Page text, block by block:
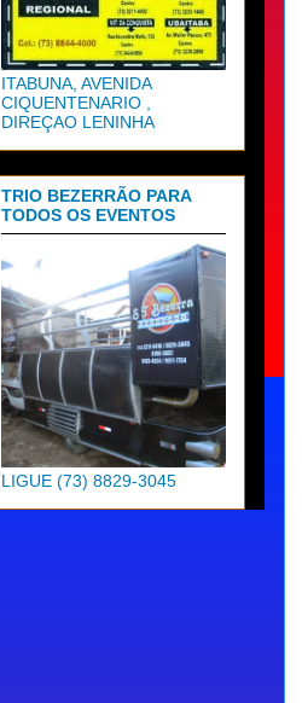
ITABUNA, AVENIDA
CIQUENTENARIO ,
DIREÇAO LENINHA
TRIO BEZERRÃO PARA
TODOS OS EVENTOS
LIGUE (73) 8829-3045